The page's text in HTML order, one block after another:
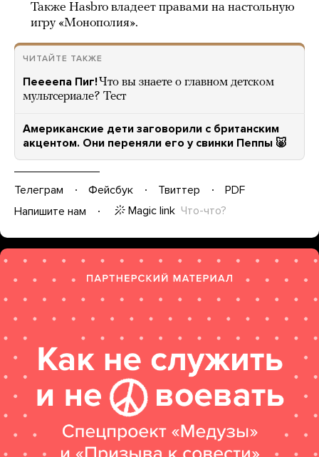
Также Hasbro владеет правами на настольную
игру «Монополия».
ЧИТАЙТЕ ТАКЖЕ
Пеееепа Пиг!Что вы знаете о главном детском
мультсериале? Тест
Американские дети заговорили с британским
акцентом. Они переняли его у свинки Пеппы 🐷
Телеграм Фейсбук Твиттер
PDF
Напишите нам
Magic link Что-что?